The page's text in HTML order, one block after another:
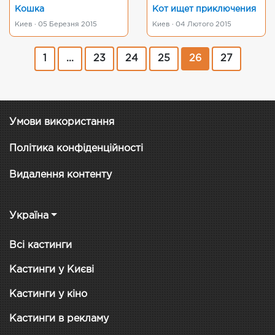
Кошка
Киев · 05 Березня 2015
Кот ищет приключения
Киев · 04 Лютого 2015
... 23 24 25 26 27
Умови використання
Політика конфіденційності
Видалення контенту
Україна
Всі кастинги
Кастинги у Києві
Кастинги у кіно
Кастинги в рекламу